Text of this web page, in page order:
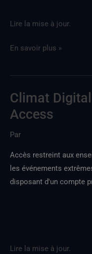
Lire la mise à jour.
En savoir plus »
Climat
Access
Par
Accès restreint aux
les événements
disposant d'un compte
Lire la mise à jour.
Accès
à
collection
Climate
Digital